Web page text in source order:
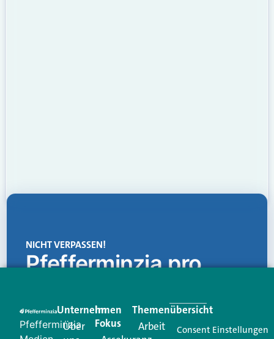
NICHT VERPASSEN!
Pfefferminzia.pro
Creator für Ihre Kundenkommunikation. Alles, was
Ihren Vertriebsalltag leichter macht. Mit nur einem
Pfefferminzia
Unternehmen
Über
Im
Fokus
Themenübersicht
Arbeit
Consent Einstellungen